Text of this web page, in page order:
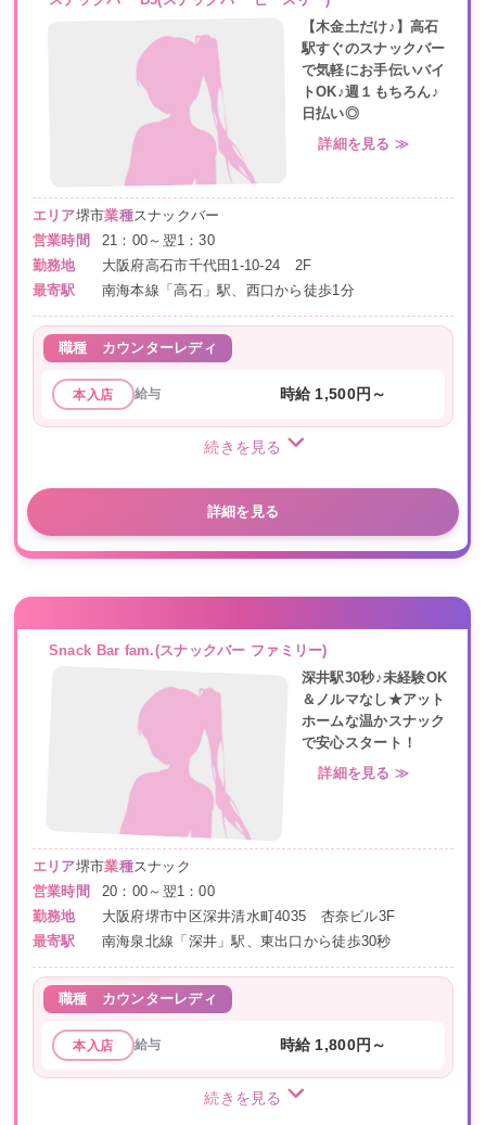
【木金土だけ♪】高石
駅すぐのスナックバー
で気軽にお手伝いバイ
トOK♪週１もちろん♪
日払い◎
詳細を見る ≫
エリア堺市業種スナックバー
営業時間
21：00～翌1：30
勤務地
大阪府高石市千代田1-10-24 2F
最寄駅
南海本線「高石」駅、西口から徒歩1分
職種 カウンターレディ
本入店 給与 時給 1,500円～
続きを見る
詳細を見る
Snack Bar fam.(スナックバー ファミリー)
深井駅30秒♪未経験OK
＆ノルマなし★アット
ホームな温かスナック
で安心スタート！
詳細を見る ≫
エリア堺市業種スナック
営業時間
20：00～翌1：00
勤務地
大阪府堺市中区深井清水町4035 杏奈ビル3F
最寄駅
南海泉北線「深井」駅、東出口から徒歩30秒
職種 カウンターレディ
本入店 給与 時給 1,800円～
続きを見る